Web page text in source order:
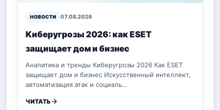
НОВОСТИ 07.08.2026
Киберугрозы 2026: как ESET
защищает дом и бизнес
Аналитика и тренды Киберугрозы 2026 Как ESET
защищает дом и бизнес Искусственный интеллект,
автоматизация атак и социаль…
ЧИТАТЬ